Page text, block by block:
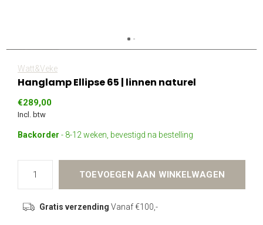
Watt&Veke
Hanglamp Ellipse 65 | linnen naturel
€289,00
Incl. btw
Backorder - 8-12 weken, bevestigd na bestelling
TOEVOEGEN AAN WINKELWAGEN
Gratis verzending Vanaf €100,-